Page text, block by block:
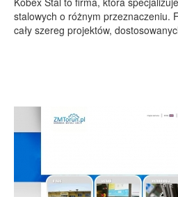
stalowych o różnym przeznaczeniu.
cały szereg projektów,